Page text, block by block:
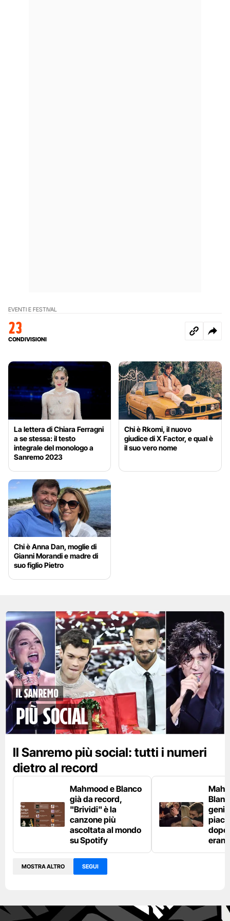
EVENTI E FESTIVAL
23
CONDIVISIONI
La lettera di Chiara Ferragni
a se stessa: il testo
integrale del monologo a
Sanremo 2023
Chi è Rkomi, il nuovo
giudice di X Factor, e qual è
il suo vero nome
Chi è Anna Dan, moglie di
Gianni Morandi e madre di
suo figlio Pietro
Il Sanremo
più social
Il Sanremo più social: tutti i numeri
dietro al record
Mahmood e Blanco
già da record,
"Brividi" è la
canzone più
ascoltata al mondo
su Spotify
dopo
MOSTRA ALTRO SEGUI